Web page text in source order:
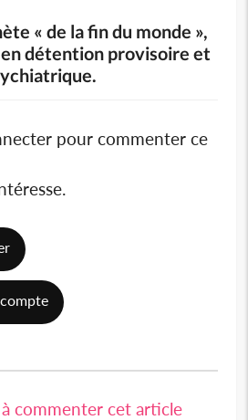
« de la fin du monde »,
en détention provisoire et
pour commenter ce
commenter cet article